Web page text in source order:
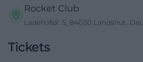
Rocket Club
Ladehofpl. 5, 84030 Landshut,
Tickets